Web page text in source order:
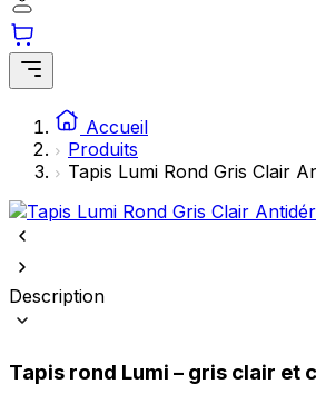
Accueil
Produits
Tapis Lumi Rond Gris Clair
Description
Tapis rond Lumi – gris clair et
Les cookies statistiques aident les
visiteurs interagissent avec les sites en
manière anonyme.
Marketing
d'afficher des publicités qui sont pertinentes
par conséquent, plus précieuses pour les
Les cookies non classés sont des cookies qui